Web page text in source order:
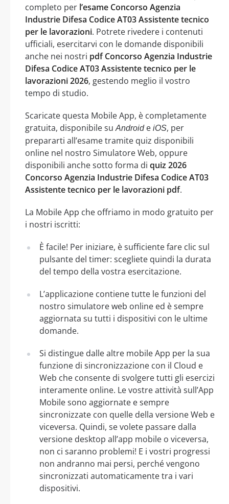
completo per l’esame Concorso Agenzia
Industrie Difesa Codice AT03 Assistente tecnico
per le lavorazioni. Potrete rivedere i contenuti
ufficiali, esercitarvi con le domande disponibili
anche nei nostri pdf Concorso Agenzia Industrie
Difesa Codice AT03 Assistente tecnico per le
lavorazioni 2026, gestendo meglio il vostro
tempo di studio.
Scaricate questa Mobile App, è completamente
gratuita, disponibile suAndroide iOS, per
prepararti all’esame tramite quiz disponibili
online nel nostro Simulatore Web, oppure
disponibili anche sotto forma di quiz 2026
Concorso Agenzia Industrie Difesa Codice AT03
Assistente tecnico per le lavorazioni pdf.
La Mobile App che offriamo in modo gratuito per
i nostri iscritti:
È facile! Per iniziare, è sufficiente fare clic sul
pulsante del timer: scegliete quindi la durata
del tempo della vostra esercitazione.
L’applicazione contiene tutte le funzioni del
nostro simulatore web online ed è sempre
aggiornata su tutti i dispositivi con le ultime
domande.
Si distingue dalle altre mobile App per la sua
funzione di sincronizzazione con il Cloud e
Web che consente di svolgere tutti gli esercizi
interamente online. Le vostre attività sull’App
Mobile sono aggiornate e sempre
sincronizzate con quelle della versione Web e
viceversa. Quindi, se volete passare dalla
versione desktop all’app mobile o viceversa,
non ci saranno problemi! E i vostri progressi
non andranno mai persi, perché vengono
sincronizzati automaticamente tra i vari
dispositivi.